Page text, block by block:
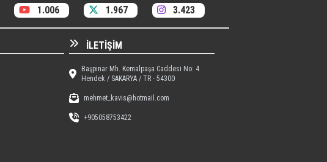
1.006 1.967 3.423
İLETIŞIM
Başpınar Mh. Kemalpaşa Caddesi No: 4
Hendek / SAKARYA / TR - 54300
mehmet_kavis@hotmail.com
+905058753422